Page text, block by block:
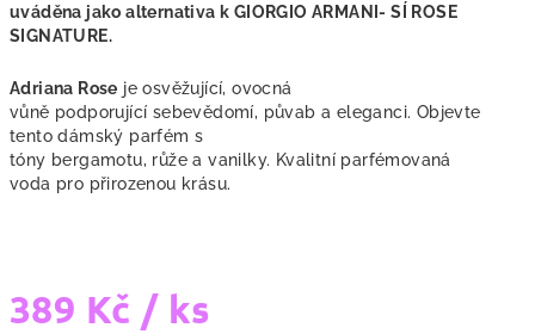
uváděna jako alternativa k GIORGIO ARMANI- SÍ ROSE
SIGNATURE.
Adriana Rose jeosvěžující, ovocná
vůně podporující sebevědomí, půvab a eleganci. Objevte
tento dámský parfém s
tóny bergamotu, růže a vanilky. Kvalitní parfémovaná
voda pro přirozenou krásu.
389 Kč / ks